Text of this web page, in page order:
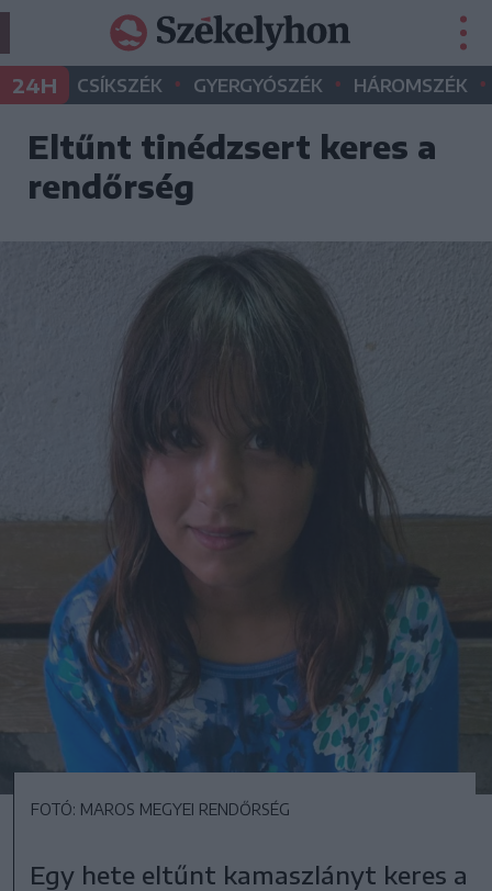
24H CSÍKSZÉK • GYERGYÓSZÉK • HÁROMSZÉK •
Eltűnt tinédzsert keres a
rendőrség
FOTÓ: MAROS MEGYEI RENDŐRSÉG
Egy hete eltűnt kamaszlányt keres a